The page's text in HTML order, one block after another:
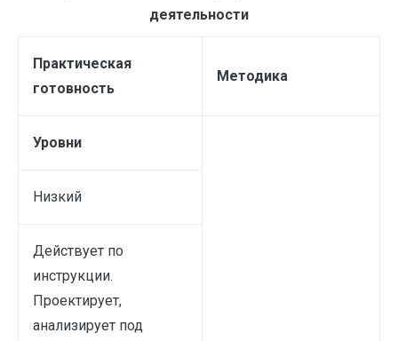
деятельности
Практическая
готовность
Методика
Уровни
Низкий
Действует по
инструкции.
Проектирует,
анализирует под